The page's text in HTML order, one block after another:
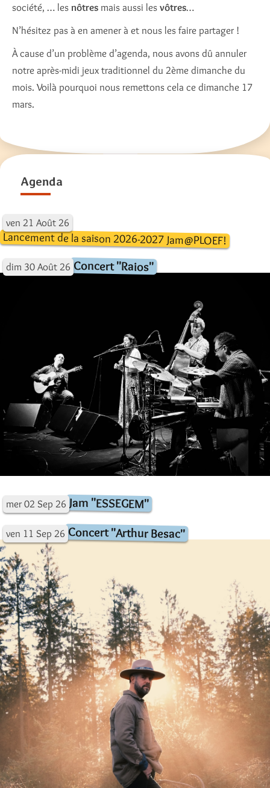
société, … les nôtres mais aussi les vôtres…
N’hésitez pas à en amener à et nous les faire partager !
À cause d’un problème d’agenda, nous avons dû annuler
notre après-midi jeux traditionnel du 2ème dimanche du
mois. Voilà pourquoi nous remettons cela ce dimanche 17
mars.
Agenda
ven 21 Août 26
Lancement de la saison 2026-2027 Jam@PLOEF!
dim 30 Août 26 Concert "Raios"
mer 02 Sep 26 Jam "ESSEGEM"
ven 11 Sep 26 Concert "Arthur Besac"